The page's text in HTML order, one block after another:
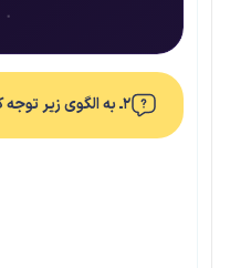
۲ـ به الگوی زیر توجه کنید. تعداد مربع‌های شکل چهارم را پیدا کنید.